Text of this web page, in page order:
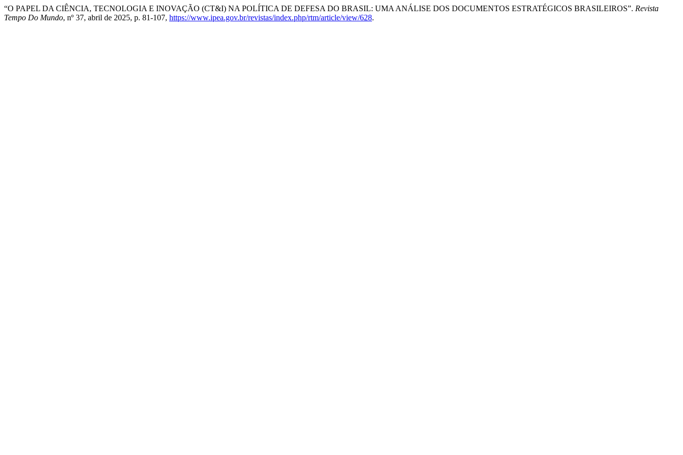
“O PAPEL DA CIÊNCIA, TECNOLOGIA E INOVAÇÃO (CT&I) NA POLÍTICA DE DEFESA DO BRASIL: UMA ANÁLISE DOS DOCUMENTOS ESTRATÉGICOS BRASILEIROS”. Revista
Tempo Do Mundo, nº 37, abril de 2025, p. 81-107, https://www.ipea.gov.br/revistas/index.php/rtm/article/view/628.